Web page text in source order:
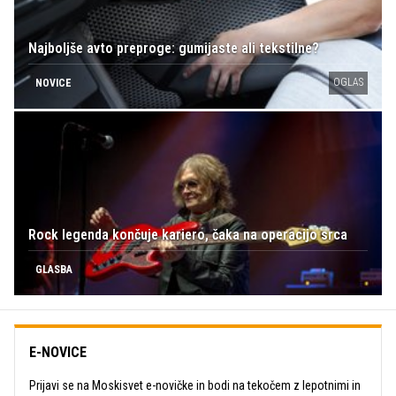
Najboljše avto preproge: gumijaste ali tekstilne?
NOVICE OGLAS
Rock legenda končuje kariero, čaka na operacijo srca
GLASBA
E-NOVICE
Prijavi se na Moskisvet e-novičke in bodi na tekočem z lepotnimi in